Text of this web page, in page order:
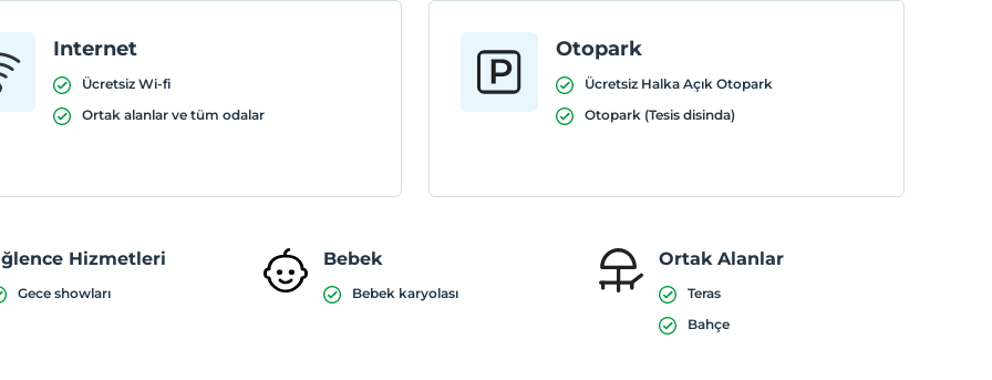
Internet
Ücretsiz Wi-fi
Ortak alanlar ve tüm odalar
Otopark
Ücretsiz Halka Açık Otopark
Otopark (Tesis disinda)
Hizmetleri
Gece showları
Bebek
Bebek karyolası
Ortak Alanlar
Teras
Bahçe